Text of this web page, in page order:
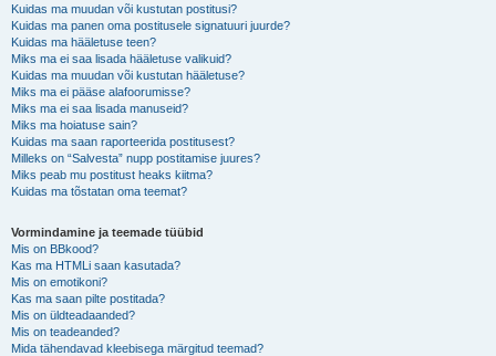
Kuidas ma muudan või kustutan postitusi?
Kuidas ma panen oma postitusele signatuuri juurde?
Kuidas ma hääletuse teen?
Miks ma ei saa lisada hääletuse valikuid?
Kuidas ma muudan või kustutan hääletuse?
Miks ma ei pääse alafoorumisse?
Miks ma ei saa lisada manuseid?
Miks ma hoiatuse sain?
Kuidas ma saan raporteerida postitusest?
Milleks on “Salvesta” nupp postitamise juures?
Miks peab mu postitust heaks kiitma?
Kuidas ma tõstatan oma teemat?
Vormindamine ja teemade tüübid
Mis on BBkood?
Kas ma HTMLi saan kasutada?
Mis on emotikoni?
Kas ma saan pilte postitada?
Mis on üldteadaanded?
Mis on teadeanded?
Mida tähendavad kleebisega märgitud teemad?